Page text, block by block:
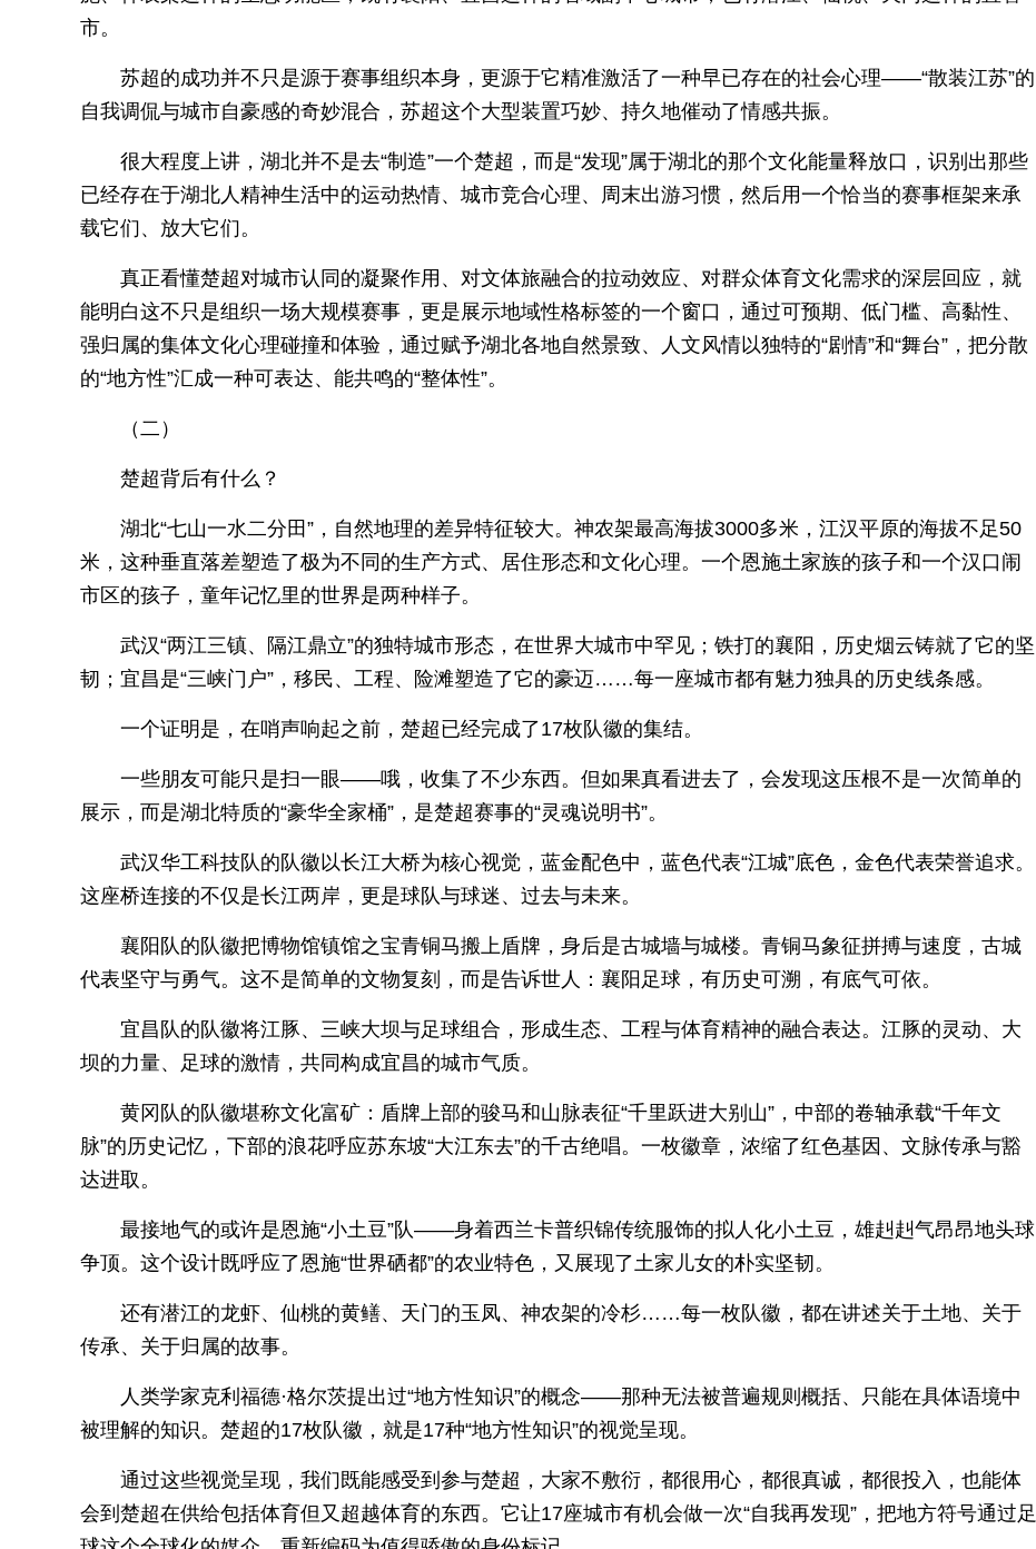
市。
苏超的成功并不只是源于赛事组织本身，更源于它精准激活了一种早已存在的社会心理——“散装江苏”的
自我调侃与城市自豪感的奇妙混合，苏超这个大型装置巧妙、持久地催动了情感共振。
很大程度上讲，湖北并不是去“制造”一个楚超，而是“发现”属于湖北的那个文化能量释放口，识别出那些
已经存在于湖北人精神生活中的运动热情、城市竞合心理、周末出游习惯，然后用一个恰当的赛事框架来承
载它们、放大它们。
真正看懂楚超对城市认同的凝聚作用、对文体旅融合的拉动效应、对群众体育文化需求的深层回应，就
能明白这不只是组织一场大规模赛事，更是展示地域性格标签的一个窗口，通过可预期、低门槛、高黏性、
强归属的集体文化心理碰撞和体验，通过赋予湖北各地自然景致、人文风情以独特的“剧情”和“舞台”，把分散
的“地方性”汇成一种可表达、能共鸣的“整体性”。
（二）
楚超背后有什么？
湖北“七山一水二分田”，自然地理的差异特征较大。神农架最高海拔3000多米，江汉平原的海拔不足50
米，这种垂直落差塑造了极为不同的生产方式、居住形态和文化心理。一个恩施土家族的孩子和一个汉口闹
市区的孩子，童年记忆里的世界是两种样子。
武汉“两江三镇、隔江鼎立”的独特城市形态，在世界大城市中罕见；铁打的襄阳，历史烟云铸就了它的坚
韧；宜昌是“三峡门户”，移民、工程、险滩塑造了它的豪迈……每一座城市都有魅力独具的历史线条感。
一个证明是，在哨声响起之前，楚超已经完成了17枚队徽的集结。
一些朋友可能只是扫一眼——哦，收集了不少东西。但如果真看进去了，会发现这压根不是一次简单的
展示，而是湖北特质的“豪华全家桶”，是楚超赛事的“灵魂说明书”。
武汉华工科技队的队徽以长江大桥为核心视觉，蓝金配色中，蓝色代表“江城”底色，金色代表荣誉追求。
这座桥连接的不仅是长江两岸，更是球队与球迷、过去与未来。
襄阳队的队徽把博物馆镇馆之宝青铜马搬上盾牌，身后是古城墙与城楼。青铜马象征拼搏与速度，古城
代表坚守与勇气。这不是简单的文物复刻，而是告诉世人：襄阳足球，有历史可溯，有底气可依。
宜昌队的队徽将江豚、三峡大坝与足球组合，形成生态、工程与体育精神的融合表达。江豚的灵动、大
坝的力量、足球的激情，共同构成宜昌的城市气质。
黄冈队的队徽堪称文化富矿：盾牌上部的骏马和山脉表征“千里跃进大别山”，中部的卷轴承载“千年文
脉”的历史记忆，下部的浪花呼应苏东坡“大江东去”的千古绝唱。一枚徽章，浓缩了红色基因、文脉传承与豁
达进取。
最接地气的或许是恩施“小土豆”队——身着西兰卡普织锦传统服饰的拟人化小土豆，雄赳赳气昂昂地头球
争顶。这个设计既呼应了恩施“世界硒都”的农业特色，又展现了土家儿女的朴实坚韧。
还有潜江的龙虾、仙桃的黄鳝、天门的玉凤、神农架的冷杉……每一枚队徽，都在讲述关于土地、关于
传承、关于归属的故事。
人类学家克利福德·格尔茨提出过“地方性知识”的概念——那种无法被普遍规则概括、只能在具体语境中
被理解的知识。楚超的17枚队徽，就是17种“地方性知识”的视觉呈现。
通过这些视觉呈现，我们既能感受到参与楚超，大家不敷衍，都很用心，都很真诚，都很投入，也能体
会到楚超在供给包括体育但又超越体育的东西。它让17座城市有机会做一次“自我再发现”，把地方符号通过足